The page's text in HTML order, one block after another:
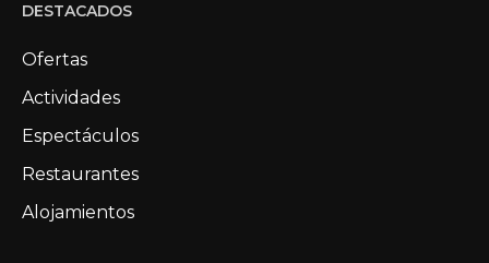
DESTACADOS
Ofertas
Actividades
Espectáculos
Restaurantes
Alojamientos